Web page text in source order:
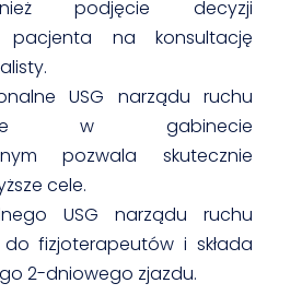
podjęcie decyzji
pacjenta na konsultację
USG narządu ruchu
w gabinecie
pozwala skutecznie
cele.
USG narządu ruchu
fizjoterapeutów i składa
2-dniowego zjazdu.